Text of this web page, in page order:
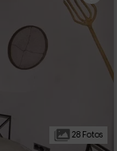
28 Fotos